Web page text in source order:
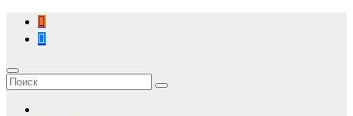
Перейти
содержимому